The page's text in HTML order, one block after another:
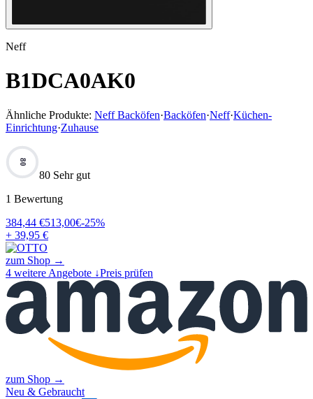
Neff
B1DCA0AK0
Ähnliche Produkte: Neff Backöfen·Backöfen·Neff·Küchen-
Einrichtung·Zuhause
80
80 Sehr gut
1 Bewertung
384,44 €513,00€-25%
+ 39,95 €
zum Shop →
4 weitere Angebote ↓Preis prüfen
zum Shop →
Neu & Gebraucht